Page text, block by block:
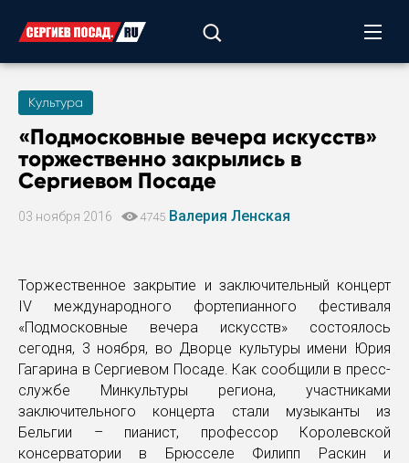
Культура
«Подмосковные вечера искусств»
торжественно закрылись в
Сергиевом Посаде
03 ноября 2016 4745 Валерия Ленская
Торжественное закрытие и заключительный концерт
IV международного фортепианного фестиваля
«Подмосковные вечера искусств» состоялось
сегодня, 3 ноября, во Дворце культуры имени Юрия
Гагарина в Сергиевом Посаде. Как сообщили в пресс-
службе Минкультуры региона, участниками
заключительного концерта стали музыканты из
Бельгии – пианист, профессор Королевской
консерватории в Брюсселе Филипп Раскин и